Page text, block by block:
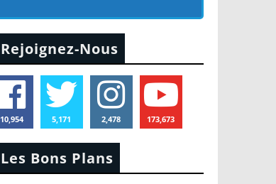
Rejoignez-Nous
10,954 5,171 2,478 173,673
Les Bons Plans